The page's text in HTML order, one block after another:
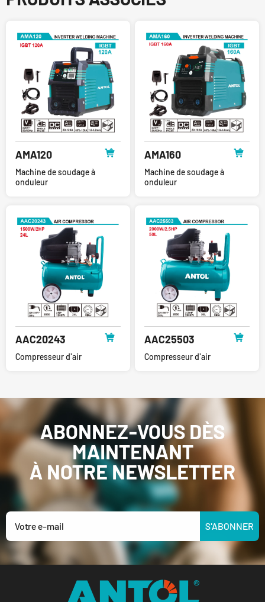
AMA120
Machine de soudage à
onduleur
AMA160
Machine de soudage à
onduleur
AAC20243
Compresseur d'air
AAC25503
Compresseur d'air
ABONNEZ-VOUS DÈS
MAINTENANT
À NOTRE NEWSLETTER
S'ABONNER